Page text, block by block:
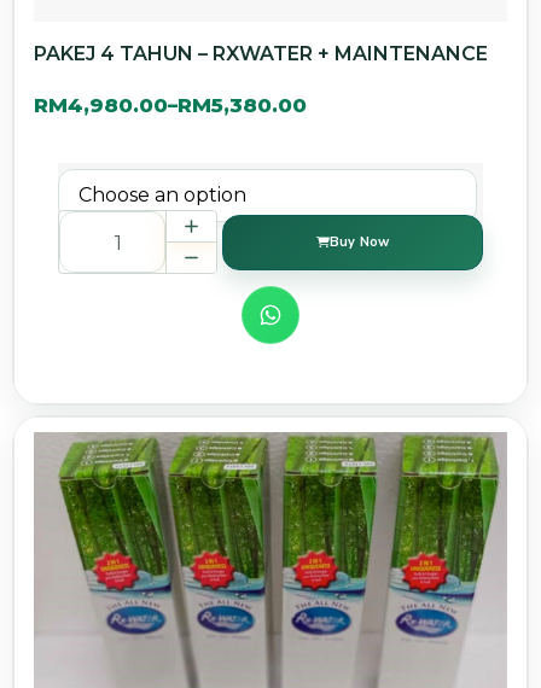
PAKEJ 4 TAHUN – RXWATER + MAINTENANCE
RM4,980.00–RM5,380.00
Buy Now